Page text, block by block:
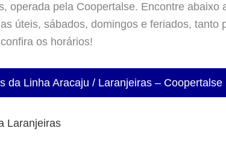
operada pela Coopertalse. Encontre
úteis, sábados, domingos e feriados,
os horários!
da Linha Aracaju / Laranjeiras – Coopertalse
Laranjeiras